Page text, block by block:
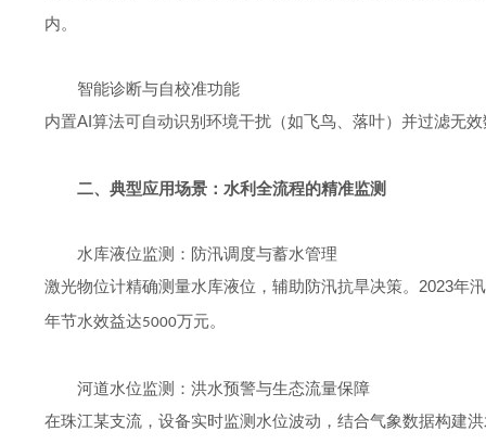
内。
智能诊断与自校准功能
内置AI算法可自动识别环境干扰（如飞鸟、落叶）并过滤无
二、典型应用场景：水利全流程的精准监测
水库液位监测：防汛调度与蓄水管理
激光物位计精确测量水库液位，辅助防汛抗旱决策。 2023年
年节水效益达5000万元。
河道水位监测：洪水预警与生态流量保障
在珠江某支流，设备实时监测水位波动，结合气象数据构建